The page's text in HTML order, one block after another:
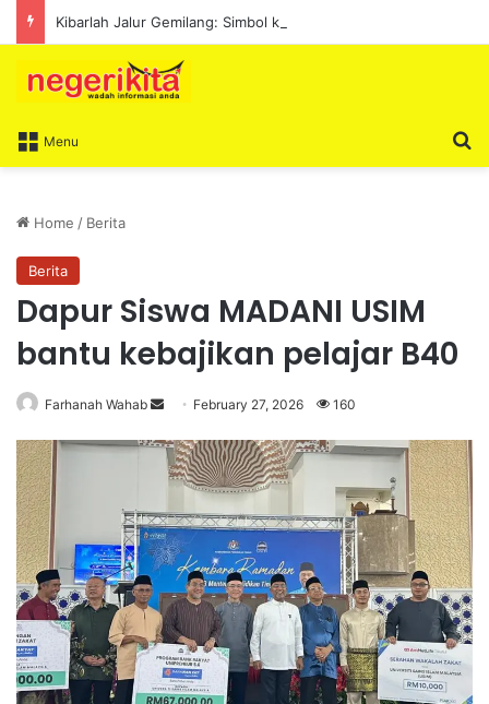
Menu
Home / Berita
Berita
Dapur Siswa MADANI USIM
bantu kebajikan pelajar B40
Farhanah Wahab
n
d
a
n
e
a
i
l
February 27, 2026 160